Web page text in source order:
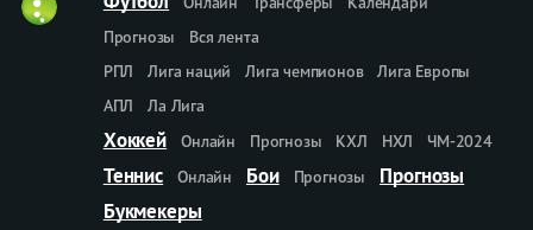
Прогнозы
Вся лента
РПЛ
Лига наций Лига чемпионов
Лига Европы
АПЛ
Ла Лига
Хоккей Онлайн Прогнозы КХЛ НХЛ ЧМ-2024
Теннис Онлайн Бои Прогнозы
Прогнозы
Букмекеры